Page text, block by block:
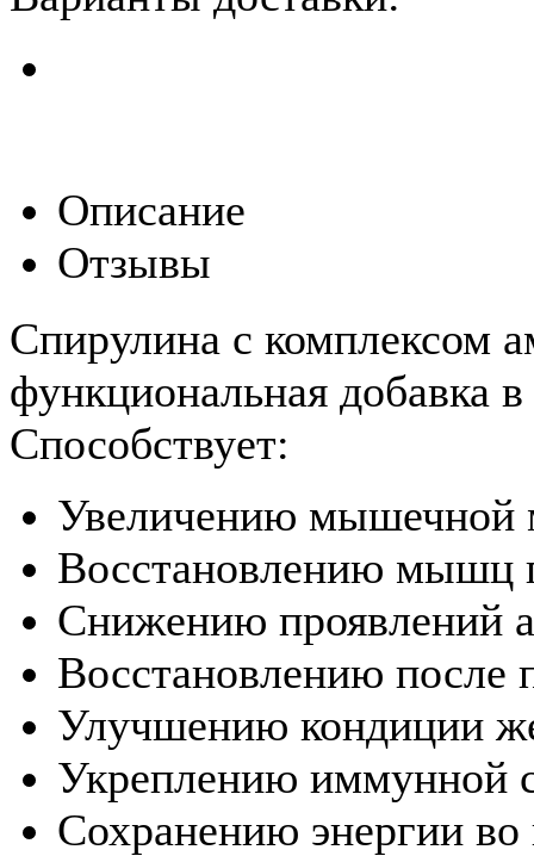
Описание
Отзывы
Спирулина с комплексом
функциональная добавка
Способствует:
Увеличению мышечной
Восстановлению мышц
Снижению проявлений
Восстановлению после
Улучшению кондиции
Укреплению иммунной
Сохранению энергии во